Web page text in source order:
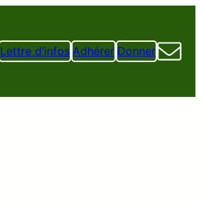
Lettre d’infos Adhérer Donner